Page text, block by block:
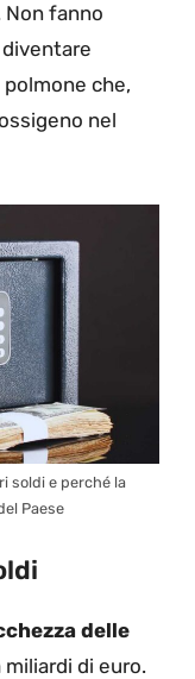
fanno
polmone che,
nel
soldi e perché la
Paese
delle
miliardi di euro.